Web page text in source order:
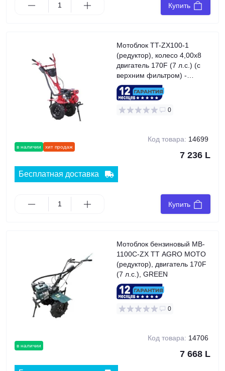
Купить
в наличии хит продаж
Мотоблок TT-ZX100-1
(редуктор), колесо 4,00x8
двигатель 170F (7 л.с.) (с
верхним фильтром) -
бензин
0
Код товара: 14699
7 236 L
Бесплатная доставка
Купить
в наличии
Мотоблок бензиновый MB-
1100C-ZX TT AGRO MOTO
(редуктор), двигатель 170F
(7 л.с.), GREEN
0
Код товара: 14706
7 668 L